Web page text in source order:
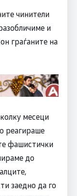
чинители
и
граѓаните на
месеци
реагираше
фашистички
до
заедно да го